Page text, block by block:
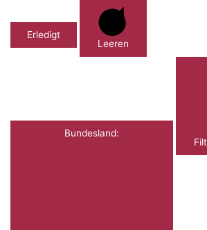
Erledigt
Leeren
Bundesland: